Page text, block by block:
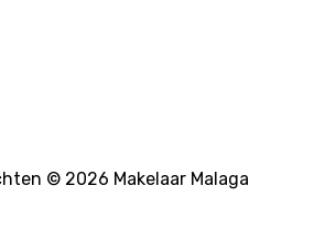
© 2026 Makelaar Malaga